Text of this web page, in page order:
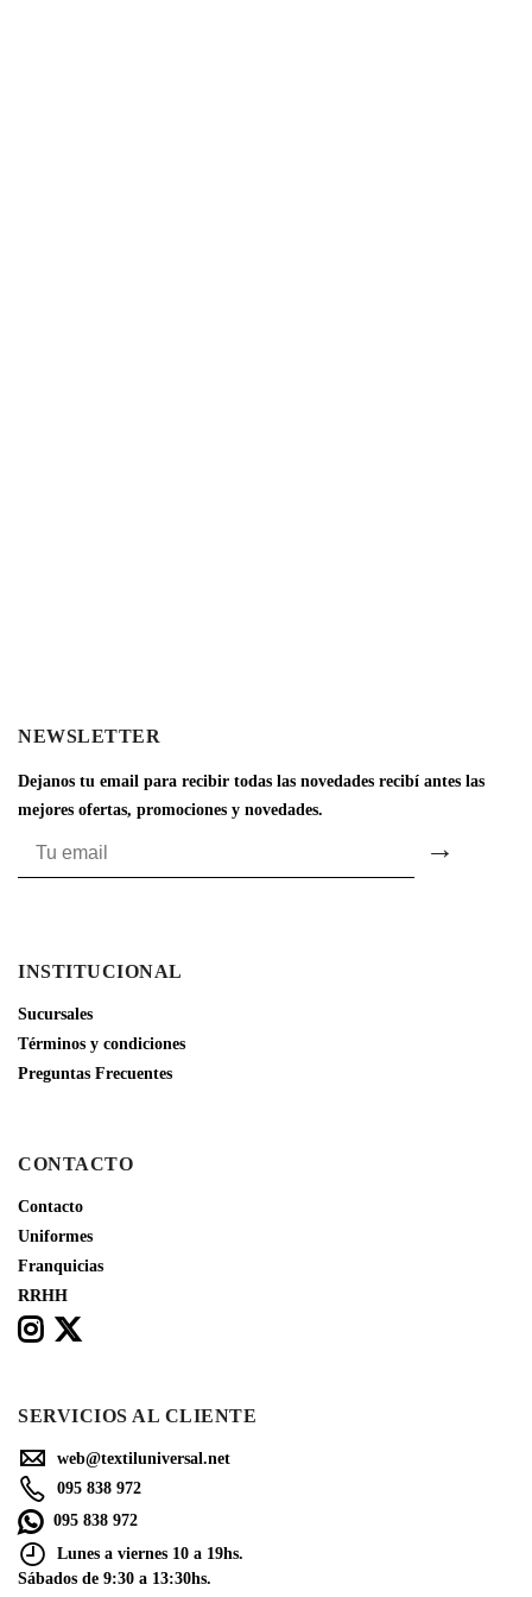
NEWSLETTER
Dejanos tu email para recibir todas las novedades recibí antes las
mejores ofertas, promociones y novedades.
INSTITUCIONAL
Sucursales
Términos y condiciones
Preguntas Frecuentes
CONTACTO
Contacto
Uniformes
Franquicias
RRHH
SERVICIOS AL CLIENTE
web@textiluniversal.net
095 838 972
095 838 972
Lunes a viernes 10 a 19hs.
Sábados de 9:30 a 13:30hs.